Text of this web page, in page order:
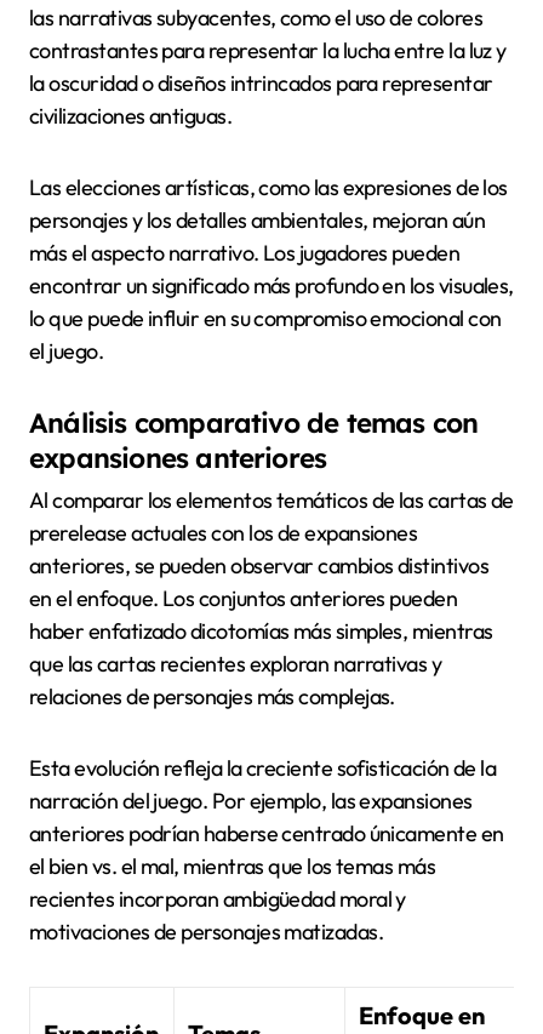
las narrativas subyacentes, como el uso de colores
contrastantes para representar la lucha entre la luz y
la oscuridad o diseños intrincados para representar
civilizaciones antiguas.
Las elecciones artísticas, como las expresiones de los
personajes y los detalles ambientales, mejoran aún
más el aspecto narrativo. Los jugadores pueden
encontrar un significado más profundo en los visuales,
lo que puede influir en su compromiso emocional con
el juego.
Análisis comparativo de temas con
expansiones anteriores
Al comparar los elementos temáticos de las cartas de
prerelease actuales con los de expansiones
anteriores, se pueden observar cambios distintivos
en el enfoque. Los conjuntos anteriores pueden
haber enfatizado dicotomías más simples, mientras
que las cartas recientes exploran narrativas y
relaciones de personajes más complejas.
Esta evolución refleja la creciente sofisticación de la
narración del juego. Por ejemplo, las expansiones
anteriores podrían haberse centrado únicamente en
el bien vs. el mal, mientras que los temas más
recientes incorporan ambigüedad moral y
motivaciones de personajes matizadas.
Enfoque en